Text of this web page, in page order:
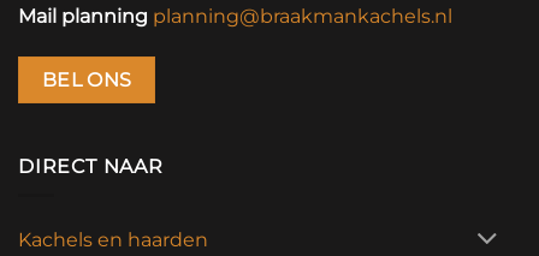
Mail planning planning@braakmankachels.nl
BEL ONS
DIRECT NAAR
Kachels en haarden